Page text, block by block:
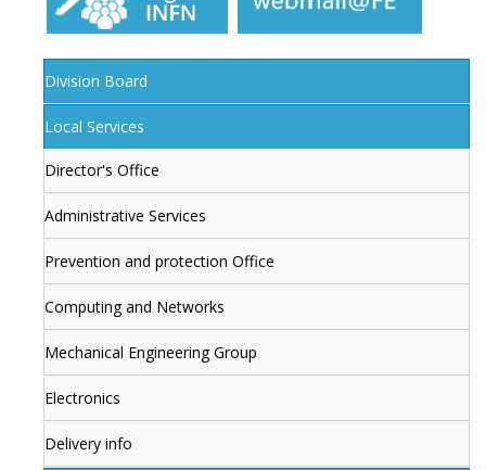
Division Board
Local Services
Director's Office
Administrative Services
Prevention and protection Office
Computing and Networks
Mechanical Engineering Group
Electronics
Delivery info